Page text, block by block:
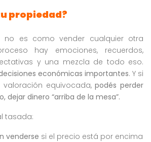
propiedad?
no es como vender cualquier otra
hay emociones, recuerdos,
y una mezcla de todo eso.
económicas importantes. Y si
valoración equivocada,podés perder
dejar dinero “arriba de la mesa”.
tasada:
venderse si el precio está por encima